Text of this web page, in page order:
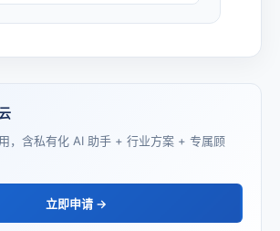
，含私有化 AI 助手 + 行业方案 + 专属顾
立即申请 →